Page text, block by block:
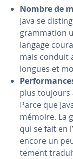
Nombre de
Java se
gram­ma­tion
langage
mais conduit
longues et
plus toujours
Parce que
mémoire. La
qui se fait en
encore un
te­ment